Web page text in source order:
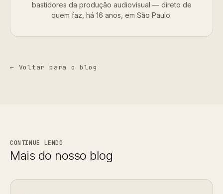
bastidores da produção audiovisual — direto de
quem faz, há 16 anos, em São Paulo.
← Voltar para o blog
CONTINUE LENDO
Mais do nosso blog